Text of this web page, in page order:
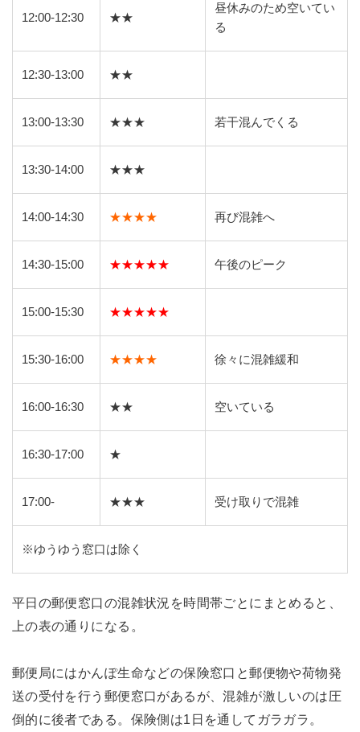
12:00-12:30 ★★
昼休みのため空いてい
る
12:30-13:00 ★★
13:00-13:30 ★★★ 若干混んでくる
13:30-14:00 ★★★
14:00-14:30 ★★★★ 再び混雑へ
14:30-15:00 ★★★★★ 午後のピーク
15:00-15:30 ★★★★★
15:30-16:00 ★★★★ 徐々に混雑緩和
16:00-16:30 ★★ 空いている
16:30-17:00 ★
17:00- ★★★ 受け取りで混雑
※ゆうゆう窓口は除く
平日の郵便窓口の混雑状況を時間帯ごとにまとめると、
上の表の通りになる。
郵便局にはかんぽ生命などの保険窓口と郵便物や荷物発
送の受付を行う郵便窓口があるが、混雑が激しいのは圧
倒的に後者である。保険側は1日を通してガラガラ。